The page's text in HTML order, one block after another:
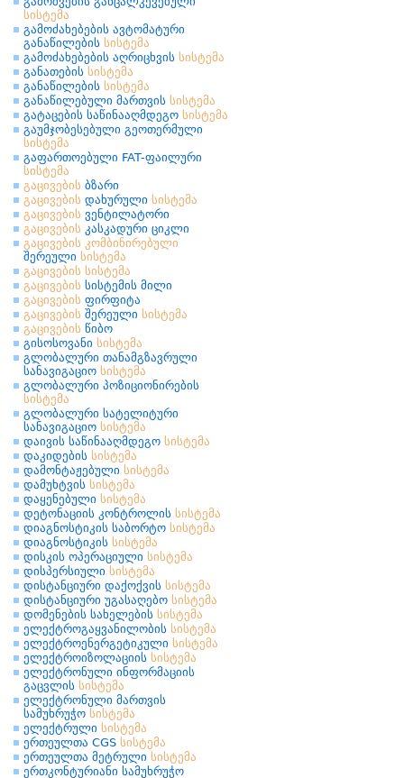
სისტემა
გამოძახებების ავტომატური
განაწილების სისტემა
გამოძახებების აღრიცხვის სისტემა
განათების სისტემა
განაწილების სისტემა
განაწილებული მართვის სისტემა
გატაცების საწინააღმდეგო სისტემა
გაუმჯობესებული გეოთერმული
სისტემა
გაფართოებული FAT-ფაილური
სისტემა
გაცივების ბზარი
გაცივების დახურული სისტემა
გაცივების ვენტილატორი
გაცივების კასკადური ციკლი
გაცივების კომბინირებული
შერეული სისტემა
გაცივების სისტემა
გაცივების სისტემის მილი
გაცივების ფირფიტა
გაცივების შერეული სისტემა
გაცივების წიბო
გისოსოვანი სისტემა
გლობალური თანამგზავრული
სანავიგაციო სისტემა
გლობალური პოზიციონირების
სისტემა
გლობალური სატელიტური
სანავიგაციო სისტემა
დაივის საწინააღმდეგო სისტემა
დაკიდების სისტემა
დამონტაჟებული სისტემა
დამუხტვის სისტემა
დაყენებული სისტემა
დეტონაციის კონტროლის სისტემა
დიაგნოსტიკის საბორტო სისტემა
დიაგნოსტიკის სისტემა
დისკის ოპერაციული სისტემა
დისპერსიული სისტემა
დისტანციური დაქოქვის სისტემა
დისტანციური უგასაღებო სისტემა
დომენების სახელების სისტემა
ელექტროგაყვანილობის სისტემა
ელექტროენერგეტიკული სისტემა
ელექტროიზოლაციის სისტემა
ელექტრონული ინფორმაციის
გაცვლის სისტემა
ელექტრონული მართვის
სამუხრუჭო სისტემა
ელექტრული სისტემა
ერთეულთა CGS სისტემა
ერთეულთა მეტრული სისტემა
ერთკონტურიანი სამუხრუჭო